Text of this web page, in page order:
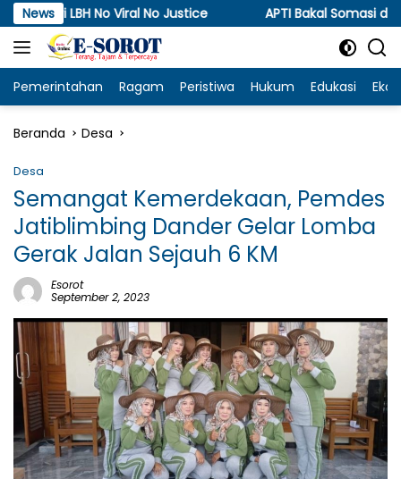
Langsung
ke
konten
News
Viral No Justice APTI Bakal Somasi dan Gugat
Pemerintahan Ragam Peristiwa Hukum Edukasi
Beranda Desa
Desa
Semangat Kemerdekaan, Pemdes
Jatiblimbing Dander Gelar Lomba
Gerak Jalan Sejauh 6 KM
Esorot
September 2, 2023